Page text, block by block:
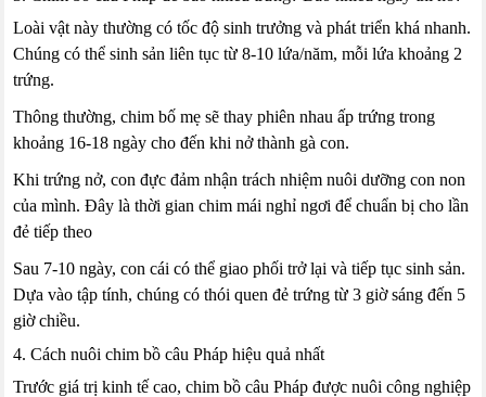
Loài vật này thường có tốc độ sinh trưởng và phát triển khá nhanh.
Chúng có thể sinh sản liên tục từ 8-10 lứa/năm, mỗi lứa khoảng 2
trứng.
Thông thường, chim bố mẹ sẽ thay phiên nhau ấp trứng trong
khoảng 16-18 ngày cho đến khi nở thành gà con.
Khi trứng nở, con đực đảm nhận trách nhiệm nuôi dưỡng con non
của mình. Đây là thời gian chim mái nghỉ ngơi để chuẩn bị cho lần
đẻ tiếp theo
Sau 7-10 ngày, con cái có thể giao phối trở lại và tiếp tục sinh sản.
Dựa vào tập tính, chúng có thói quen đẻ trứng từ 3 giờ sáng đến 5
giờ chiều.
4. Cách nuôi chim bồ câu Pháp hiệu quả nhất
Trước giá trị kinh tế cao, chim bồ câu Pháp được nuôi công nghiệp